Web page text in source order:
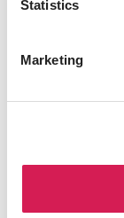
Statistics
Marketing